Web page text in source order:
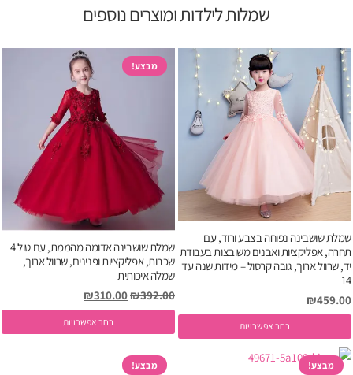
שמלות לילדות ומוצרים נוספים
שמלת שושבינה נפוחה בצבע ורוד, עם
תחרה, אפליקציות ואבנים משובצות בעבודת
יד, שרוול ארוך, גובה קרסול – מידות שנה עד
14
₪459.00
בחר אפשרויות
מבצע!
שמלת שושבינה אדומה מהממת, עם טול 4
שכבות, אפליקציות ופנינים, שרוול ארוך,
שמלה איכותית
₪392.00
המחיר
המקורי
היה:
₪392.00.
₪310.00
הנוכחי
הוא:
בחר אפשרויות
מבצע! מבצע!